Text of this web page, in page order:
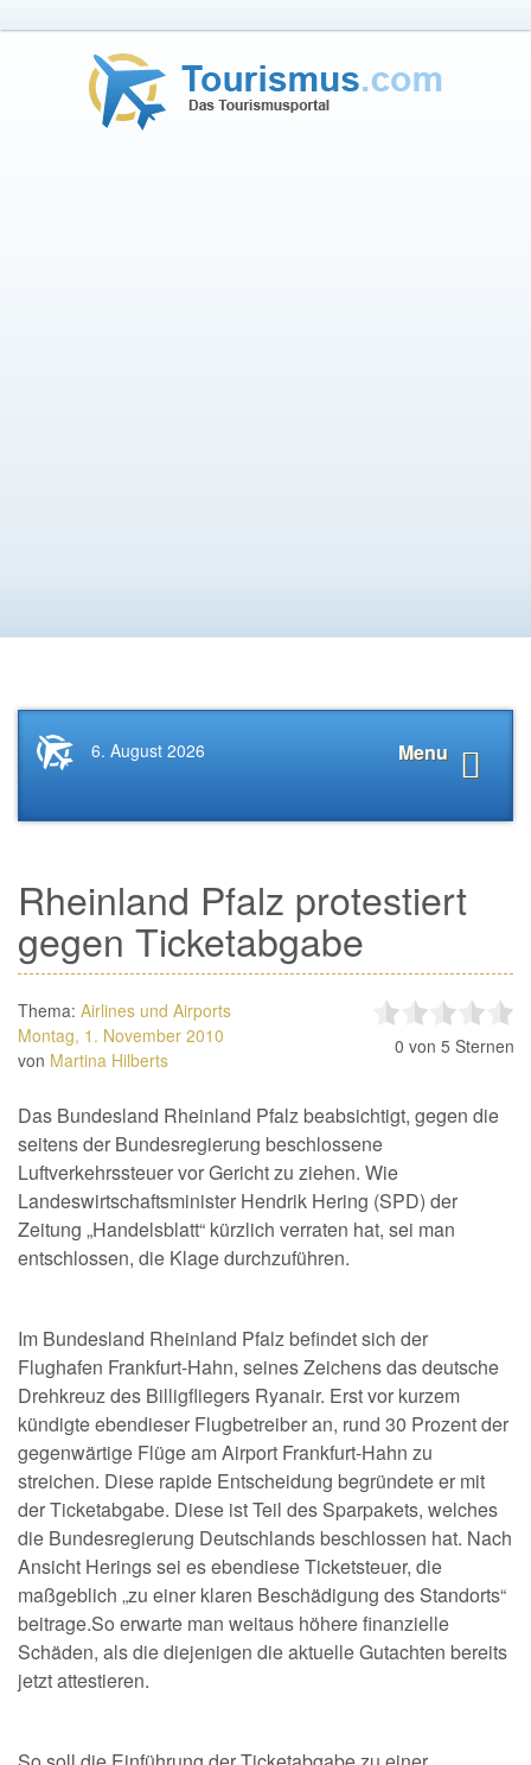
Startseite
News.Tourismus.com
Menu
6. August 2026
Rheinland Pfalz protestiert
gegen Ticketabgabe
Thema: Airlines und Airports
Montag, 1. November 2010
von Martina Hilberts
0 von 5 Sternen
Das Bundesland Rheinland Pfalz beabsichtigt, gegen die
seitens der Bundesregierung beschlossene
Luftverkehrssteuer vor Gericht zu ziehen. Wie
Landeswirtschaftsminister Hendrik Hering (SPD) der
Zeitung „Handelsblatt“ kürzlich verraten hat, sei man
entschlossen, die Klage durchzuführen.
Im Bundesland Rheinland Pfalz befindet sich der
Flughafen Frankfurt-Hahn, seines Zeichens das deutsche
Drehkreuz des Billigfliegers Ryanair. Erst vor kurzem
kündigte ebendieser Flugbetreiber an, rund 30 Prozent der
gegenwärtige Flüge am Airport Frankfurt-Hahn zu
streichen. Diese rapide Entscheidung begründete er mit
der Ticketabgabe. Diese ist Teil des Sparpakets, welches
die Bundesregierung Deutschlands beschlossen hat. Nach
Ansicht Herings sei es ebendiese Ticketsteuer, die
maßgeblich „zu einer klaren Beschädigung des Standorts“
beitrage.So erwarte man weitaus höhere finanzielle
Schäden, als die diejenigen die aktuelle Gutachten bereits
jetzt attestieren.